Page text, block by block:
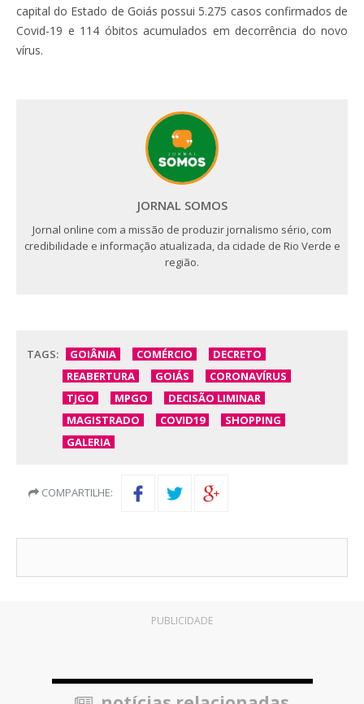
capital do Estado de Goiás possui 5.275 casos confirmados de
Covid-19 e 114 óbitos acumulados em decorrência do novo
vírus.
JORNAL SOMOS
Jornal online com a missão de produzir jornalismo sério, com
credibilidade e informação atualizada, da cidade de Rio Verde e
região.
TAGS: GOIÂNIA COMÉRCIO
DECRETO
REABERTURA
GOIÁS
CORONAVÍRUS
TJGO
MPGO
DECISÃO LIMINAR
MAGISTRADO
COVID19
SHOPPING
GALERIA
COMPARTILHE:
PUBLICIDADE